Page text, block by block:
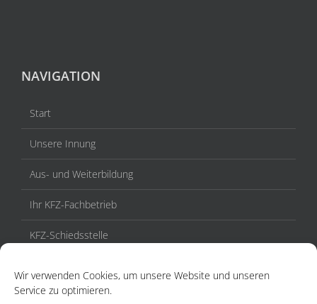
Wir verwenden Cookies, um unsere Website und unseren
Service zu optimieren.
NAVIGATION
Start
Unsere Innung
Aus- und Weiterbildung
Ihr KFZ-Fachbetrieb
KFZ-Schiedsstelle
Aktuelles